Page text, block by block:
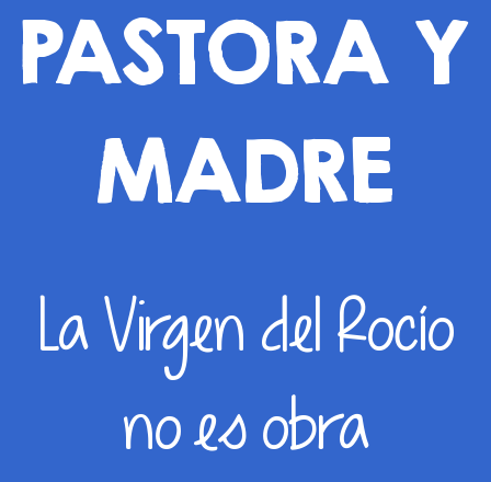
PASTORA Y
MADRE
La Virgen del Rocío
no es obra